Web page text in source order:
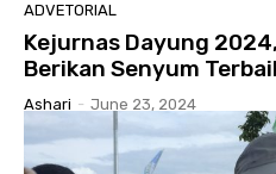
ADVETORIAL
Kejurnas Dayung
Berikan Senyum
Ashari - June 23, 2024